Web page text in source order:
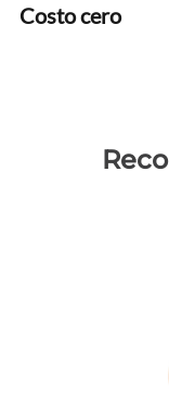
Costo cero